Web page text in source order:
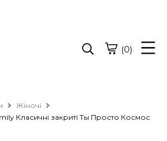
(0)
Жіночі
Класичні закриті Ты Просто Космос